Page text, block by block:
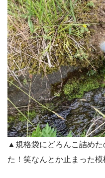
▲規格袋にどろんこ詰め
た！笑なんとか止まった